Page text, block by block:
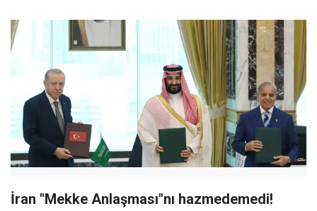
İran "Mekke Anlaşması"nı hazmedemedi!